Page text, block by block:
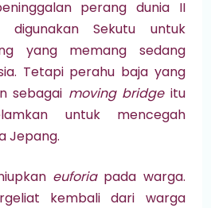
perang dunia II
Sekutu untuk
yang memang sedang
Tetapi perahu baja yang
sebagai moving bridgeitu
untuk mencegah
Jepang.
euforiapada warga.
kembali dari warga